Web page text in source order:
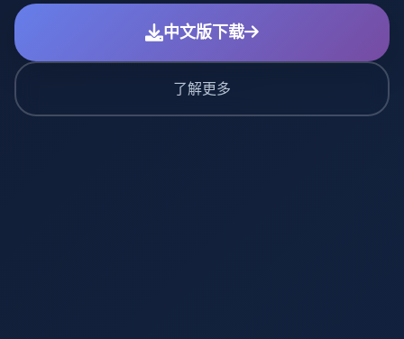
中文版下载
了解更多